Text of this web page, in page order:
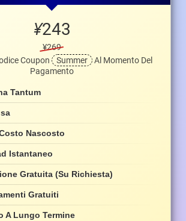
¥243
¥269
Coupon
Summer Al Momento Del
Pagamento
Tantum
Nascosto
Istantaneo
Gratuita (su Richiesta)
Gratuiti
A Lungo Termine